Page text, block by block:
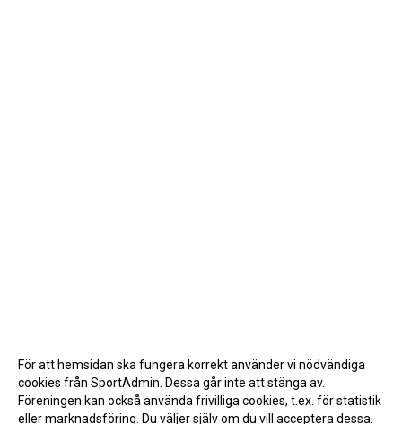
För att hemsidan ska fungera korrekt använder vi nödvändiga
cookies från SportAdmin. Dessa går inte att stänga av.
Föreningen kan också använda frivilliga cookies, t.ex. för statistik
eller marknadsföring. Du väljer själv om du vill acceptera dessa.